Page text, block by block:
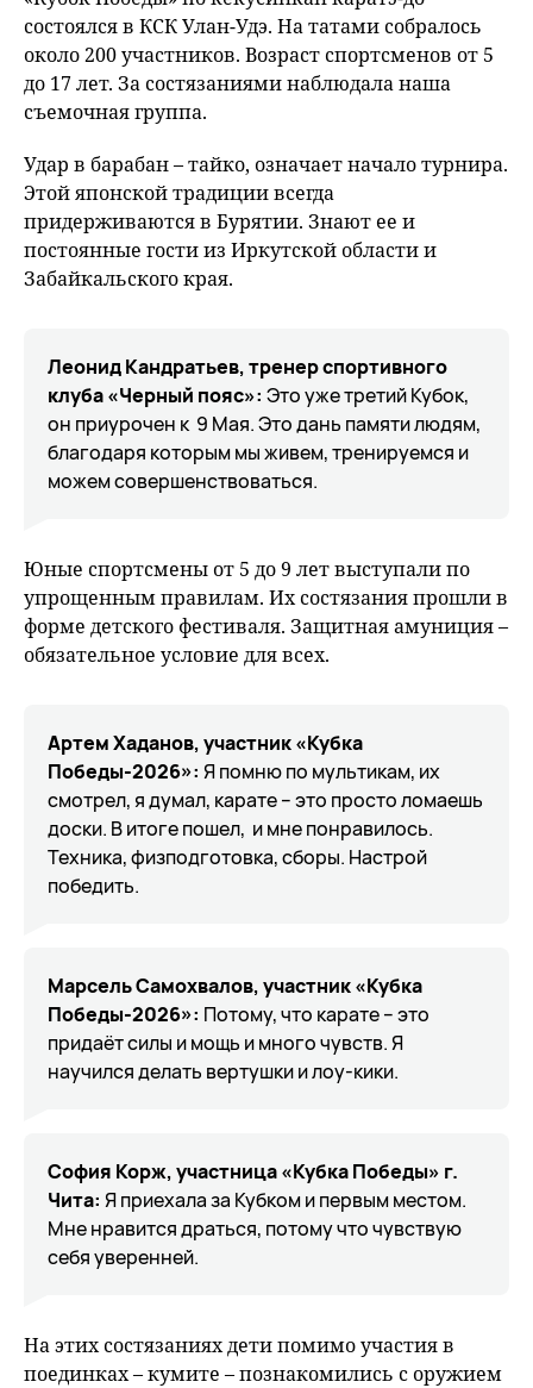
состоялся в КСК Улан-Удэ. На татами собралось
около 200 участников. Возраст спортсменов от 5
до 17 лет. За состязаниями наблюдала наша
съемочная группа.
Удар в барабан – тайко, означает начало турнира.
Этой японской традиции всегда
придерживаются в Бурятии. Знают ее и
постоянные гости из Иркутской области и
Забайкальского края.
Леонид Кандратьев, тренер спортивного
клуба «Черный пояс»: Это уже третий Кубок,
он приурочен к 9 Мая. Это дань памяти людям,
благодаря которым мы живем, тренируемся и
можем совершенствоваться.
Юные спортсмены от 5 до 9 лет выступали по
упрощенным правилам. Их состязания прошли в
форме детского фестиваля. Защитная амуниция –
обязательное условие для всех.
Артем Хаданов, участник «Кубка
Победы-2026»: Я помню по мультикам, их
смотрел, я думал, карате – это просто ломаешь
доски. В итоге пошел, и мне понравилось.
Техника, физподготовка, сборы. Настрой
победить.
Марсель Самохвалов, участник «Кубка
Победы-2026»: Потому, что карате – это
придаёт силы и мощь и много чувств. Я
научился делать вертушки и лоу-кики.
София Корж, участница «Кубка Победы» г.
Чита: Я приехала за Кубком и первым местом.
Мне нравится драться, потому что чувствую
себя уверенней.
На этих состязаниях дети помимо участия в
поединках – кумите – познакомились с оружием